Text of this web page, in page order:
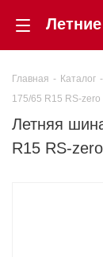
Главная - Каталог -
175/65 R15 RS-zero
Летняя
R15 RS-